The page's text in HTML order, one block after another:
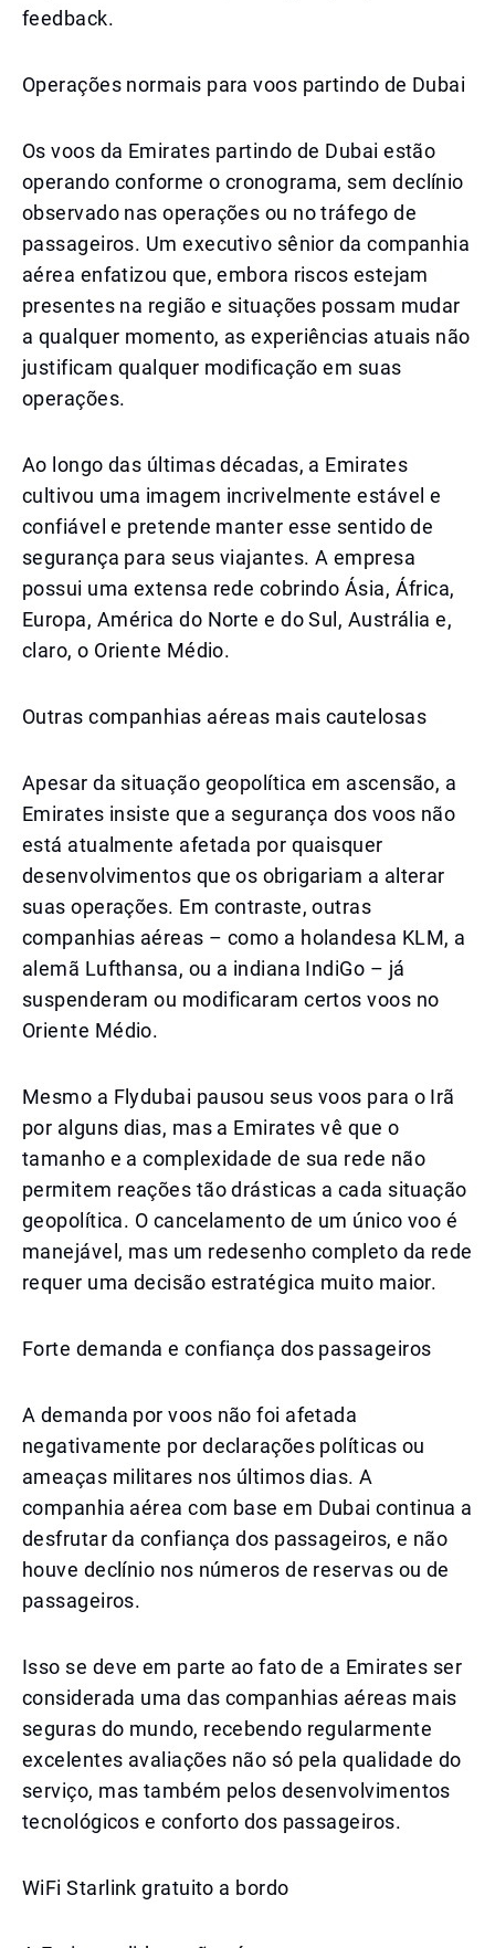
feedback.
Operações normais para voos partindo de Dubai
Os voos da Emirates partindo de Dubai estão
operando conforme o cronograma, sem declínio
observado nas operações ou no tráfego de
passageiros. Um executivo sênior da companhia
aérea enfatizou que, embora riscos estejam
presentes na região e situações possam mudar
a qualquer momento, as experiências atuais não
justificam qualquer modificação em suas
operações.
Ao longo das últimas décadas, a Emirates
cultivou uma imagem incrivelmente estável e
confiável e pretende manter esse sentido de
segurança para seus viajantes. A empresa
possui uma extensa rede cobrindo Ásia, África,
Europa, América do Norte e do Sul, Austrália e,
claro, o Oriente Médio.
Outras companhias aéreas mais cautelosas
Apesar da situação geopolítica em ascensão, a
Emirates insiste que a segurança dos voos não
está atualmente afetada por quaisquer
desenvolvimentos que os obrigariam a alterar
suas operações. Em contraste, outras
companhias aéreas – como a holandesa KLM, a
alemã Lufthansa, ou a indiana IndiGo – já
suspenderam ou modificaram certos voos no
Oriente Médio.
Mesmo a Flydubai pausou seus voos para o Irã
por alguns dias, mas a Emirates vê que o
tamanho e a complexidade de sua rede não
permitem reações tão drásticas a cada situação
geopolítica. O cancelamento de um único voo é
manejável, mas um redesenho completo da rede
requer uma decisão estratégica muito maior.
Forte demanda e confiança dos passageiros
A demanda por voos não foi afetada
negativamente por declarações políticas ou
ameaças militares nos últimos dias. A
companhia aérea com base em Dubai continua a
desfrutar da confiança dos passageiros, e não
houve declínio nos números de reservas ou de
passageiros.
Isso se deve em parte ao fato de a Emirates ser
considerada uma das companhias aéreas mais
seguras do mundo, recebendo regularmente
excelentes avaliações não só pela qualidade do
serviço, mas também pelos desenvolvimentos
tecnológicos e conforto dos passageiros.
WiFi Starlink gratuito a bordo